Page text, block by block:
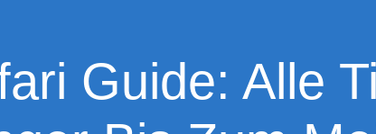
Guide: Alle